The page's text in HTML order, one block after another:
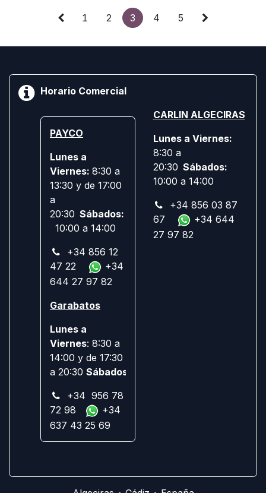
1 2 3 4 5
Horario Comercial
PAYCO
Lunes a
Viernes: 8:30 a
13:30 y de 17:00
a
20:30 Sábados:
10:00 a 14:00
+34 856 12
47 22
+34
644 27 97 82
Garabatos
Lunes a
Viernes: 8:30 a
14:00 y de 17:30
a 20:30 Sábados:
+34 956 78
72 98
+34
637 43 25 69
CARLIN ALGECIRAS
Lunes a Viernes:
8:30 a
20:30 Sábados:
10:00 a 14:00
+34 856 03 87
67
+34 644
27 97 82